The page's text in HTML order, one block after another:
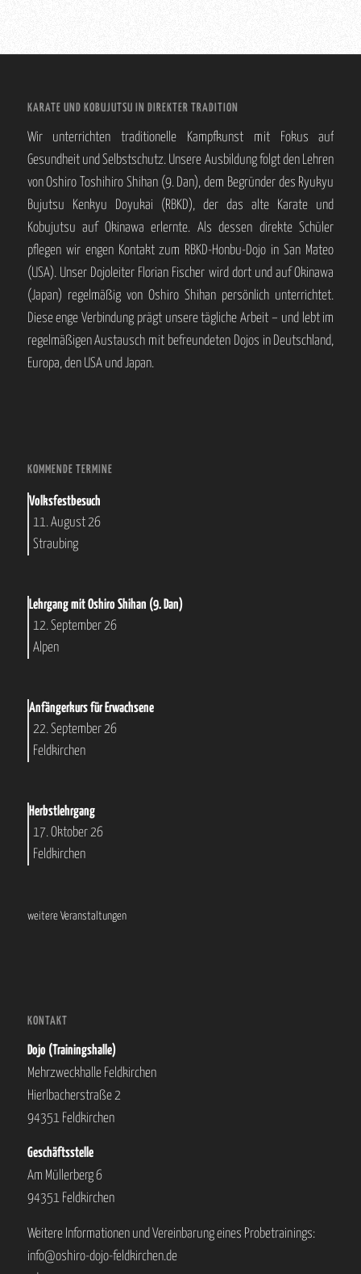
KARATE UND KOBUJUTSU IN DIREKTER TRADITION
Wir unterrichten traditionelle Kampfkunst mit Fokus auf
Gesundheit und Selbstschutz. Unsere Ausbildung folgt den Lehren
von Oshiro Toshihiro Shihan (9. Dan), dem Begründer des Ryukyu
Bujutsu Kenkyu Doyukai (RBKD), der das alte Karate und
Kobujutsu auf Okinawa erlernte. Als dessen direkte Schüler
pflegen wir engen Kontakt zum RBKD-Honbu-Dojo in San Mateo
(USA). Unser Dojoleiter Florian Fischer wird dort und auf Okinawa
(Japan) regelmäßig von Oshiro Shihan persönlich unterrichtet.
Diese enge Verbindung prägt unsere tägliche Arbeit – und lebt im
regelmäßigen Austausch mit befreundeten Dojos in Deutschland,
Europa, den USA und Japan.
KOMMENDE TERMINE
Volksfestbesuch
11. August 26
Straubing
Lehrgang mit Oshiro Shihan (9. Dan)
12. September 26
Alpen
Anfängerkurs für Erwachsene
22. September 26
Feldkirchen
Herbstlehrgang
17. Oktober 26
Feldkirchen
weitere Veranstaltungen
KONTAKT
Dojo (Trainingshalle)
Mehrzweckhalle Feldkirchen
Hierlbacherstraße 2
94351 Feldkirchen
Geschäftsstelle
Am Müllerberg 6
94351 Feldkirchen
Weitere Informationen und Vereinbarung eines Probetrainings:
info@oshiro-dojo-feldkirchen.de